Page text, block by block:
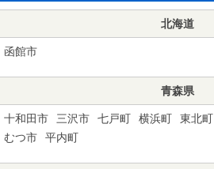
北海道
函館市
青森県
十和田市 三沢市 七戸町 横浜町 東北町
むつ市
平内町